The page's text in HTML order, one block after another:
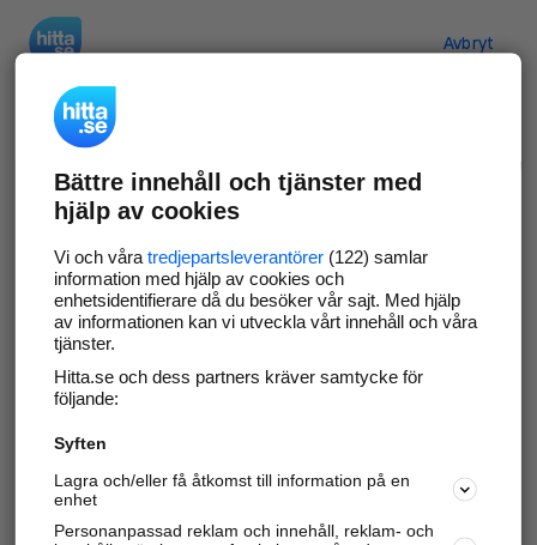
Avbryt
Verifiera ditt företag
Gör som 69 539företag
företagssida på hitta.se och syns bättre mot
kunder i ditt närområde. Helt kostnadsfritt.
Uppdatera din företagsinformation
Svara på och hantera dina omdömen
Bättre innehåll och tjänster med
hjälp av cookies
Vi och våra tredjepartsleverantörer(122) samlar
information med hjälp av cookies och
enhetsidentifierare då du besöker vår sajt. Med hjälp
av informationen kan vi utveckla vårt innehåll och våra
tjänster.
Hitta.se och dess partners kräver samtycke för
följande:
Syften
Lagra och/eller få åtkomst till information på en
enhet
Personanpassad reklam och innehåll, reklam- och